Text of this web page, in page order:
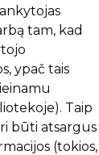
tam, kad
ypač tais
Taip
būti atsargus
(tokios,